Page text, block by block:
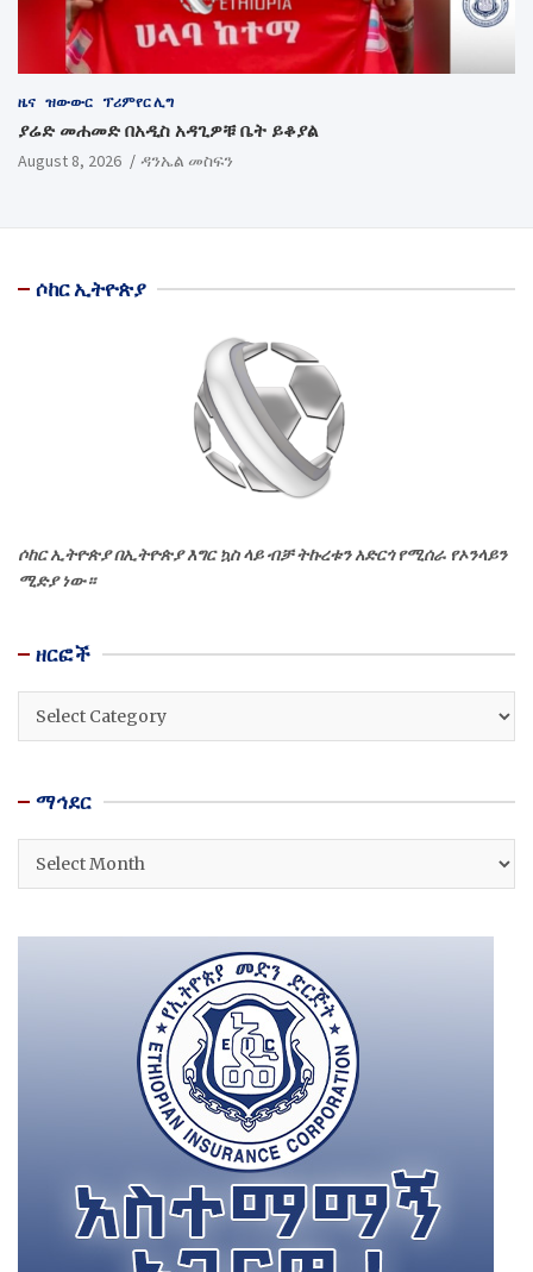
ዜና ዝውውር ፕሪምየር ሊግ
ያሬድ መሐመድ በአዲስ አዳጊዎቹ ቤት ይቆያል
August 8, 2026 ዳንኤል መስፍን
ሶከር ኢትዮጵያ
ሶከር ኢትዮጵያ በኢትዮጵያ እግር ኳስ ላይ ብቻ ትኩረቱን አድርጎ የሚሰራ የኦንላይን
ሚድያ ነው።
ዘርፎች
ዘርፎች
ማኅደር
ማኅደር